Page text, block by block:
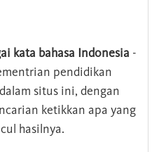
kata bahasa Indonesia -
pendidikan
situs ini, dengan
ketikkan apa yang
hasilnya.